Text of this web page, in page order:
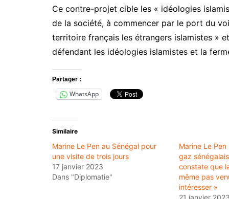
Ce contre-projet cible les « idéologies
de la société, à commencer par le port du
territoire français les étrangers islamistes »
défendant les idéologies islamistes et la
Partager :
WhatsApp
Similaire
Marine Le Pen au Sénégal pour
une visite de trois jours
17 janvier 2023
Dans "Diplomatie"
Marine Le
gaz
constate que
même pas
intéresser »
21 janvier 2023